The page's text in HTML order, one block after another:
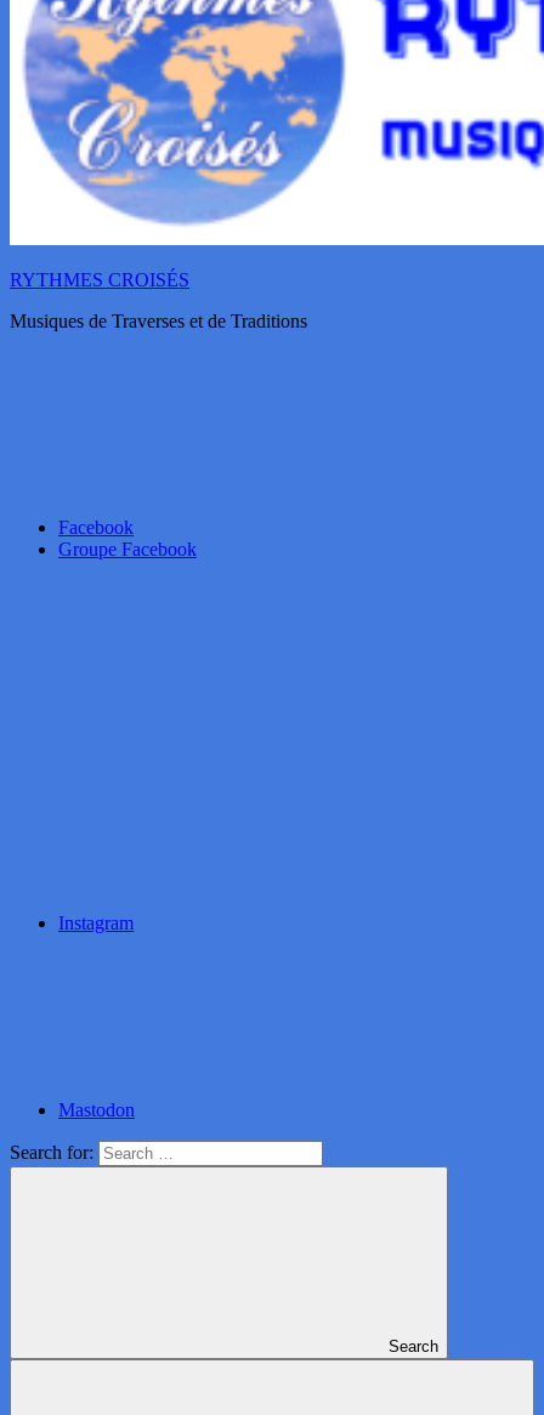
RYTHMES CROISÉS
Musiques de Traverses et de Traditions
Facebook
Groupe Facebook
Instagram
Mastodon
Search for:
Search